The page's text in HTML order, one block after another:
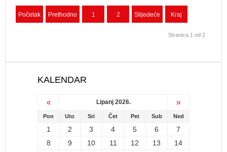
Početak Prethodno 1 2 Slijedeće Kraj
Stranica 1 od 2
KALENDAR
« Lipanj 2026. »
Pon Uto Sri Čet Pet Sub Ned
1 2 3 4 5 6
7
8
9 10 11 12 13
14